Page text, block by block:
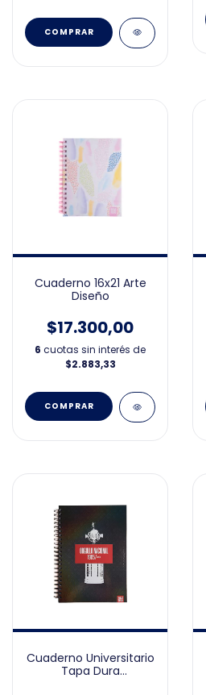
Cuaderno 16x21 Arte
Diseño
$17.300,00
6 cuotas sin interés de
$2.883,33
Cuaderno Universitario
Tapa Dura